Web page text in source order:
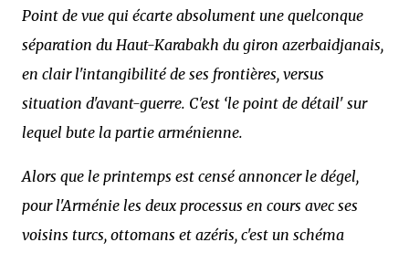
Point de vue qui écarte absolument une quelconque
séparation du Haut-Karabakh du giron azerbaidjanais,
en clair l'intangibilité de ses frontières, versus
situation d'avant-guerre. C'est ‘le point de détail' sur
lequel bute la partie arménienne.
Alors que le printemps est censé annoncer le dégel,
pour l'Arménie les deux processus en cours avec ses
voisins turcs, ottomans et azéris, c'est un schéma